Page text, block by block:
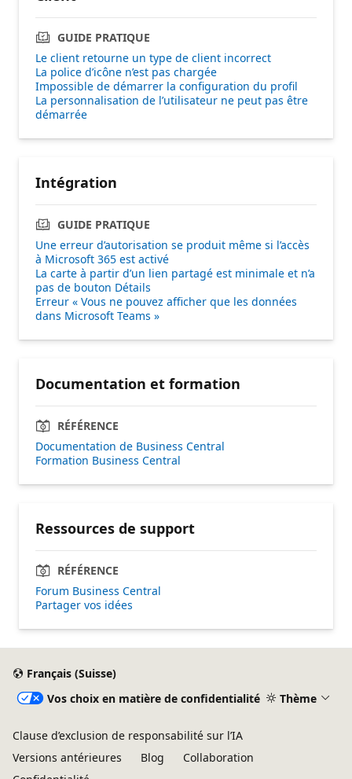
GUIDE PRATIQUE
Le client retourne un type de client incorrect
La police d’icône n’est pas chargée
Impossible de démarrer la configuration du profil
La personnalisation de l’utilisateur ne peut pas être
démarrée
Intégration
GUIDE PRATIQUE
Une erreur d’autorisation se produit même si l’accès
à Microsoft 365 est activé
La carte à partir d’un lien partagé est minimale et n’a
pas de bouton Détails
Erreur « Vous ne pouvez afficher que les données
dans Microsoft Teams »
Documentation et formation
RÉFÉRENCE
Documentation de Business Central
Formation Business Central
Ressources de support
RÉFÉRENCE
Forum Business Central
Partager vos idées
Français (Suisse)
Vos choix en matière de confidentialité
Thème
Clause d’exclusion de responsabilité sur l’IA
Versions antérieures
Blog
Collaboration